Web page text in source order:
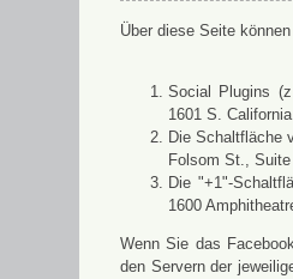
Über diese Seite
Social Plugins
1601 S.
Die Schaltfläche
Folsom St.,
Die "+1"-
1600
Wenn Sie das
den Servern der